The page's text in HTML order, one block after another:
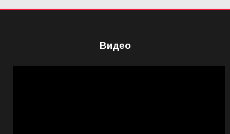
Видео